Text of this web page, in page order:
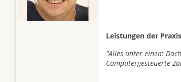
Leistungen der
"Alles unter einem
Computergesteuerte